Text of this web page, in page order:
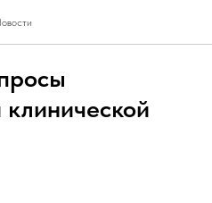
клинической